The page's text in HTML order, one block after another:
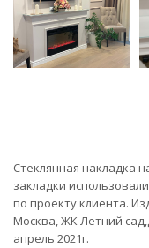
Стеклянная накладка
закладки
по проекту клиента.
Москва, ЖК Летний
апрель 2021г.